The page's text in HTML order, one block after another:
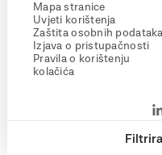
Mapa stranice
Uvjeti korištenja
Zaštita osobnih podataka
Izjava o pristupačnosti
Pravila o korištenju
kolačića